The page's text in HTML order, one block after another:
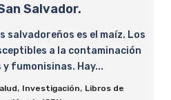
Salvador.
salvadoreños es el maíz. Los
a la contaminación
fumonisinas. Hay...
, Investigación, Libros de